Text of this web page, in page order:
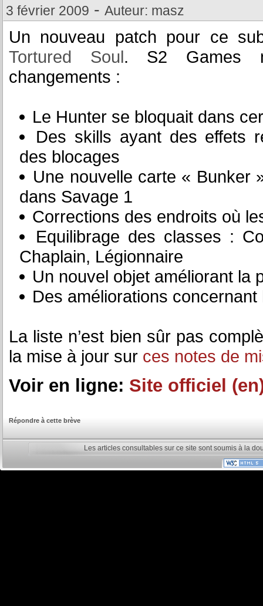
3 février 2009 - Auteur: masz
Un nouveau patch pour ce
Tortured Soul. S2 Games
changements :
Le Hunter se bloquait dans
Des skills ayant des effets
des blocages
Une nouvelle carte « Bunker
dans Savage 1
Corrections des endroits où
Equilibrage des classes :
Chaplain, Légionnaire
Un nouvel objet améliorant la
Des améliorations
La liste n’est bien sûr pas
la mise à jour sur ces notes de
Voir en ligne: Site officiel
Répondre à cette brève
Les articles consultables sur ce site sont soumis à la